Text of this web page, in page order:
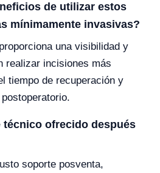
de utilizar estos
mínimamente invasivas?
una visibilidad y
realizar incisiones más
tiempo de recuperación y
técnico ofrecido después
soporte posventa,